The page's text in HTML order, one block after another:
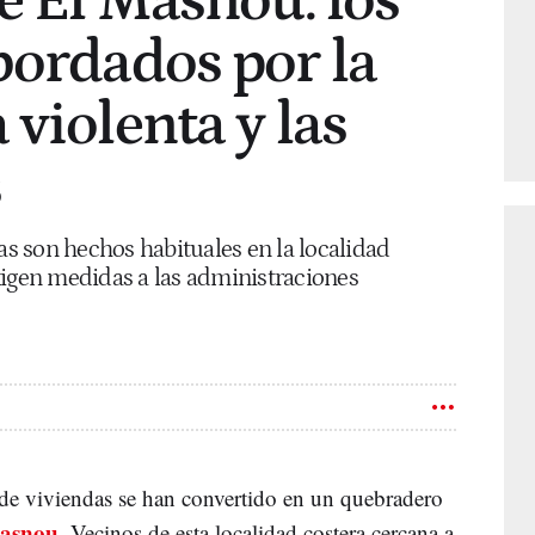
por la
y las
son hechos habituales en la localidad
medidas a las administraciones
viviendas se han convertido en un quebradero